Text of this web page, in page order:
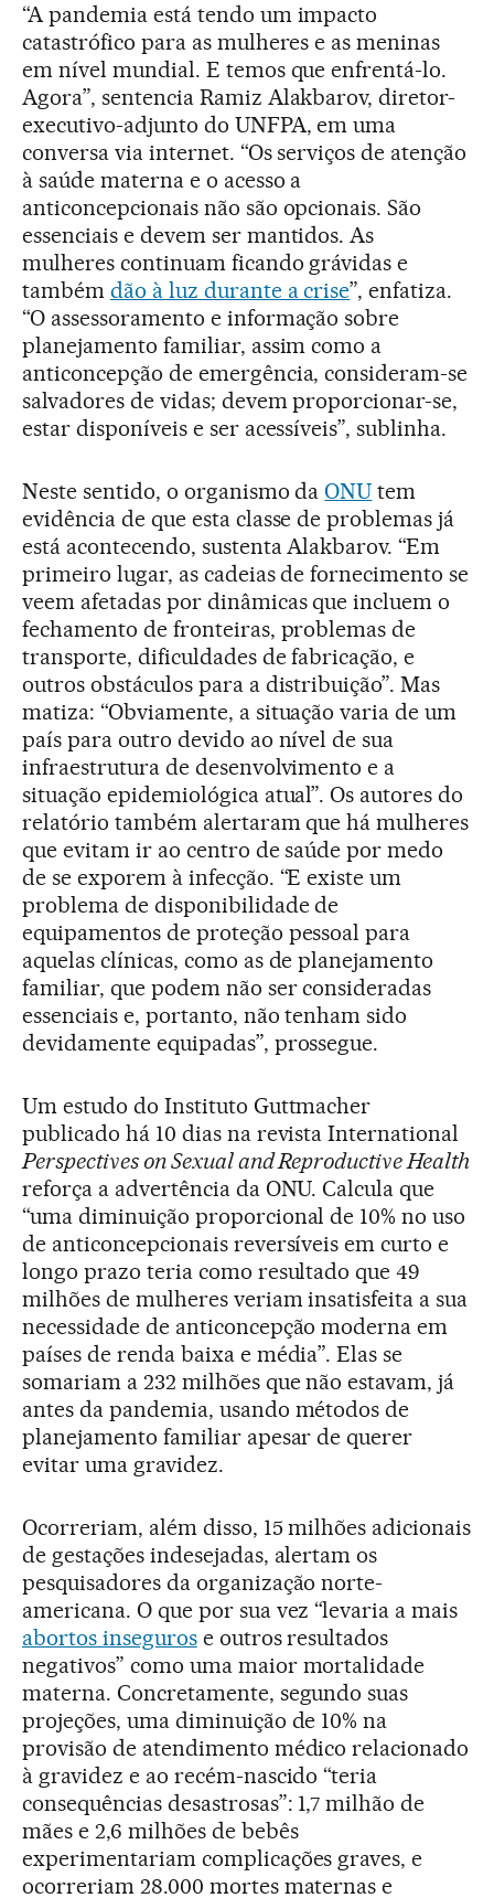
“A pandemia está tendo um impacto
catastrófico para as mulheres e as meninas
em nível mundial. E temos que enfrentá-lo.
Agora”, sentencia Ramiz Alakbarov, diretor-
executivo-adjunto do UNFPA, em uma
conversa via internet. “Os serviços de atenção
à saúde materna e o acesso a
anticoncepcionais não são opcionais. São
essenciais e devem ser mantidos. As
mulheres continuam ficando grávidas e
também dão à luz durante a crise”, enfatiza.
“O assessoramento e informação sobre
planejamento familiar, assim como a
anticoncepção de emergência, consideram-se
salvadores de vidas; devem proporcionar-se,
estar disponíveis e ser acessíveis”, sublinha.
Neste sentido, o organismo da ONU tem
evidência de que esta classe de problemas já
está acontecendo, sustenta Alakbarov. “Em
primeiro lugar, as cadeias de fornecimento se
veem afetadas por dinâmicas que incluem o
fechamento de fronteiras, problemas de
transporte, dificuldades de fabricação, e
outros obstáculos para a distribuição”. Mas
matiza: “Obviamente, a situação varia de um
país para outro devido ao nível de sua
infraestrutura de desenvolvimento e a
situação epidemiológica atual”. Os autores do
relatório também alertaram que há mulheres
que evitam ir ao centro de saúde por medo
de se exporem à infecção. “E existe um
problema de disponibilidade de
equipamentos de proteção pessoal para
aquelas clínicas, como as de planejamento
familiar, que podem não ser consideradas
essenciais e, portanto, não tenham sido
devidamente equipadas”, prossegue.
Um estudo do Instituto Guttmacher
publicado há 10 dias na revista International
Perspectives on Sexual and Reproductive Health
reforça a advertência da ONU. Calcula que
“uma diminuição proporcional de 10% no uso
de anticoncepcionais reversíveis em curto e
longo prazo teria como resultado que 49
milhões de mulheres veriam insatisfeita a sua
necessidade de anticoncepção moderna em
países de renda baixa e média”. Elas se
somariam a 232 milhões que não estavam, já
antes da pandemia, usando métodos de
planejamento familiar apesar de querer
evitar uma gravidez.
Ocorreriam, além disso, 15 milhões adicionais
de gestações indesejadas, alertam os
pesquisadores da organização norte-
americana. O que por sua vez “levaria a mais
abortos insegurose outros resultados
negativos” como uma maior mortalidade
materna. Concretamente, segundo suas
projeções, uma diminuição de 10% na
provisão de atendimento médico relacionado
à gravidez e ao recém-nascido “teria
consequências desastrosas”: 1,7 milhão de
mães e 2,6 milhões de bebês
experimentariam complicações graves, e
ocorreriam 28.000 mortes maternas e